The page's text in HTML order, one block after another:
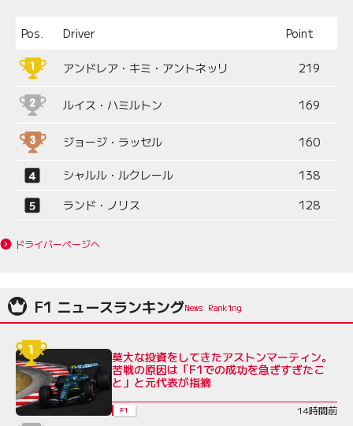
Pos. Driver Point
アンドレア・キミ・アントネッリ 219
ルイス・ハミルトン 169
ジョージ・ラッセル 160
シャルル・ルクレール
138
ランド・ノリス
128
ドライバーページへ
F1 ニュースランキング
莫大な投資をしてきたアストンマーティン。
苦戦の原因は「F1での成功を急ぎすぎたこ
と」と元代表が指摘
F1 14時間前